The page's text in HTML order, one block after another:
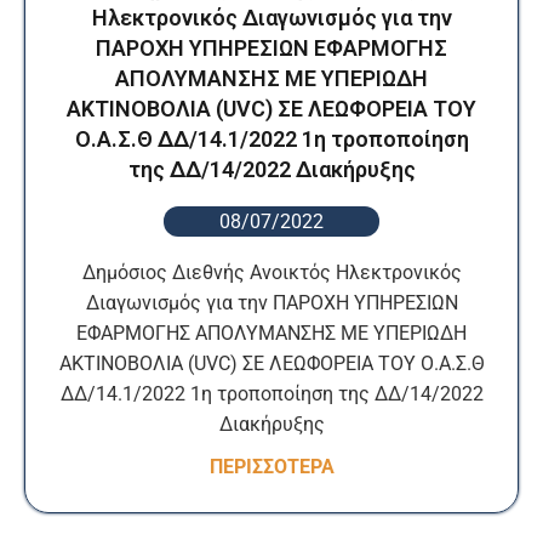
Ηλεκτρονικός Διαγωνισμός για την
ΠΑΡΟΧΗ ΥΠΗΡΕΣΙΩΝ ΕΦΑΡΜΟΓΗΣ
ΑΠΟΛΥΜΑΝΣΗΣ ΜΕ ΥΠΕΡΙΩΔΗ
ΑΚΤΙΝΟΒΟΛΙΑ (UVC) ΣΕ ΛΕΩΦΟΡΕΙΑ ΤΟΥ
Ο.Α.Σ.Θ ΔΔ/14.1/2022 1η τροποποίηση
της ΔΔ/14/2022 Διακήρυξης
08/07/2022
Δημόσιος Διεθνής Ανοικτός Ηλεκτρονικός
Διαγωνισμός για την ΠΑΡΟΧΗ ΥΠΗΡΕΣΙΩΝ
ΕΦΑΡΜΟΓΗΣ ΑΠΟΛΥΜΑΝΣΗΣ ΜΕ ΥΠΕΡΙΩΔΗ
ΑΚΤΙΝΟΒΟΛΙΑ (UVC) ΣΕ ΛΕΩΦΟΡΕΙΑ ΤΟΥ Ο.Α.Σ.Θ
ΔΔ/14.1/2022 1η τροποποίηση της ΔΔ/14/2022
Διακήρυξης
ΠΕΡΙΣΣΟΤΕΡΑ